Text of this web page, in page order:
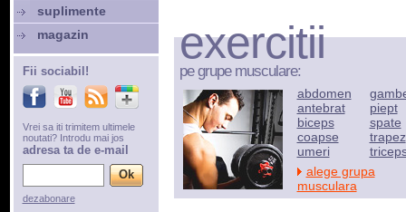
exercitii
pe grupe musculare:
abdomen
antebrat
biceps
coapse
umeri
piept
spate
trapez
alege grupa
musculara
suplimente
magazin
Fii sociabil!
Vrei sa iti trimitem ultimele
noutati? Introdu mai jos
adresa ta de e-mail
dezabonare